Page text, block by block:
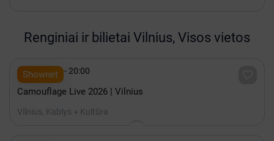
Renginiai ir bilietai Vilnius, Visos vietos
Shownet
 Spalis 15 - 20:00
Camouflage Live 2026 | Vilnius
Vilnius, Kablys + Kultūra